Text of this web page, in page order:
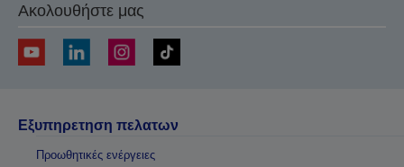
Ακολουθήστε μας
Εξυπηρετηση πελατων
Προωθητικές ενέργειες